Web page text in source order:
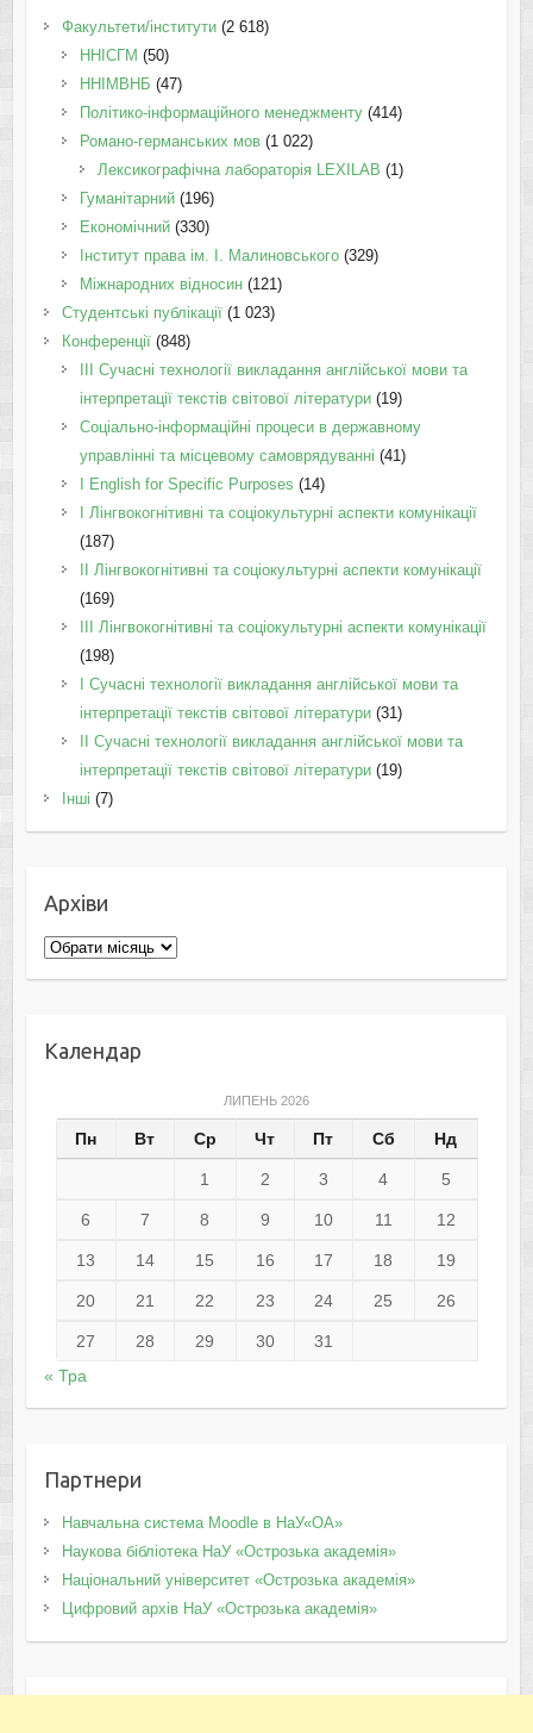
Факультети/інститути(2 618)
ННІСГМ (50)
ННІМВНБ (47)
Політико-інформаційного менеджменту(414)
Романо-германських мов(1 022)
Лексикографічна лабораторія LEXILAB (1)
Гуманітарний(196)
Економічний(330)
Інститут права ім. І. Малиновського(329)
Міжнародних відносин(121)
Студентські публікації(1 023)
Конференції(848)
III Сучасні технології викладання англійської мови та
інтерпретації текстів світової літератури(19)
Соціально-інформаційні процеси в державному
управлінні та місцевому самоврядуванні (41)
І English for Specific Purposes (14)
I Лінгвокогнітивні та соціокультурні аспекти комунікації
(187)
IІ Лінгвокогнітивні та соціокультурні аспекти комунікації
(169)
IІI Лінгвокогнітивні та соціокультурні аспекти комунікації
(198)
I Cучасні технології викладання англійської мови та
інтерпретації текстів світової літератури(31)
II Cучасні технології викладання англійської мови та
інтерпретації текстів світової літератури(19)
Інші (7)
Архіви
Архіви
Календар
ЛИПЕНЬ 2026
Пн Вт Ср Чт Пт Сб Нд
1 2 3 4 5
6 7 8 9 10 11 12
13 14 15 16 17 18 19
20 21 22 23 24 25 26
27 28 29 30
31
« Тра
Партнери
Навчальна система Moodle в НаУ«ОА»
Наукова бібліотека НаУ «Острозька академія»
Національний університет «Острозька академія»
Цифровий архів НаУ «Острозька академія»